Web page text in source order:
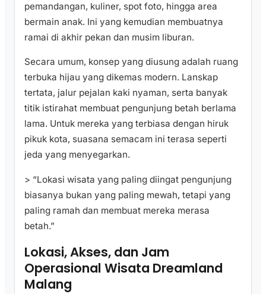
pemandangan, kuliner, spot foto, hingga area
bermain anak. Ini yang kemudian membuatnya
ramai di akhir pekan dan musim liburan.
Secara umum, konsep yang diusung adalah ruang
terbuka hijau yang dikemas modern. Lanskap
tertata, jalur pejalan kaki nyaman, serta banyak
titik istirahat membuat pengunjung betah berlama
lama. Untuk mereka yang terbiasa dengan hiruk
pikuk kota, suasana semacam ini terasa seperti
jeda yang menyegarkan.
> “Lokasi wisata yang paling diingat pengunjung
biasanya bukan yang paling mewah, tetapi yang
paling ramah dan membuat mereka merasa
betah.”
Lokasi, Akses, dan Jam
Operasional Wisata Dreamland
Malang